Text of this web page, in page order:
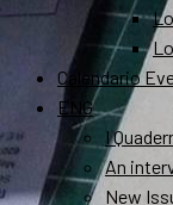
Calendario
ENG
I
An
New